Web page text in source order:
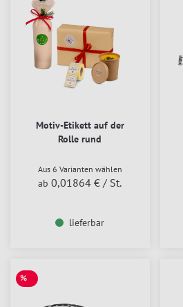
Motiv-Etikett auf der
Rolle rund
Aus 6 Varianten wählen
ab 0,01864 € / St.
lieferbar
%